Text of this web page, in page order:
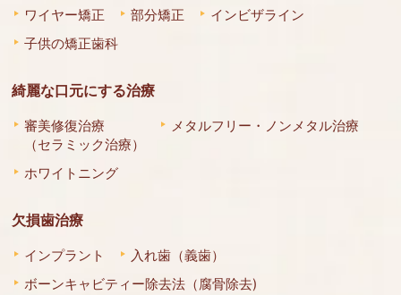
ワイヤー矯正 部分矯正
インビザライン
子供の矯正歯科
綺麗な口元にする治療
審美修復治療
（セラミック治療）
メタルフリー・ノンメタル治療
ホワイトニング
欠損歯治療
インプラント
入れ歯（義歯）
ボーンキャビティー除去法（腐骨除去)